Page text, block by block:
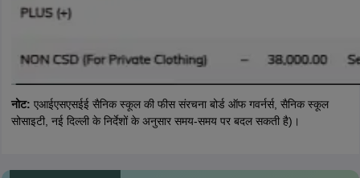
नोट: एआईएसएसईई सैनिक स्कूल की फीस संरचना बोर्ड ऑफ गवर्नर्स, सैनिक स्कूल
सोसाइटी, नई दिल्ली के निर्देशों के अनुसार समय-समय पर बदल सकती है)।